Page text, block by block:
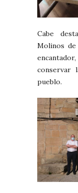
Cabe
Molinos
conservar
pueblo.